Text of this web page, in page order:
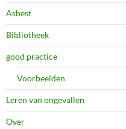
Asbest
Bibliotheek
good practice
Voorbeelden
Leren van ongevallen
Over